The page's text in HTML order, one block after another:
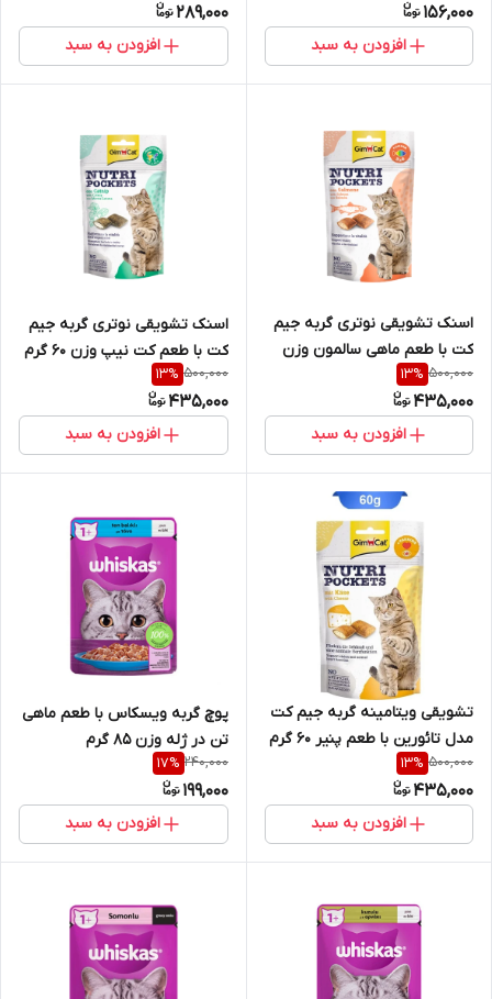
156,000
افزودن به سبد
289,000
افزودن به سبد
اسنک تشویقی نوتری گربه جیم
کت با طعم ماهی سالمون وزن
60 گرم
500,000
13%
435,000
افزودن به سبد
اسنک تشویقی نوتری گربه جیم
کت با طعم کت نیپ وزن 60 گرم
500,000
13%
435,000
افزودن به سبد
تشویقی ویتامینه گربه جیم کت
مدل تائورین با طعم پنیر 60 گرم
(سلامت قلب و چشم)
500,000
13%
435,000
افزودن به سبد
پوچ گربه ویسکاس با طعم ماهی
تن در ژله وزن 85 گرم
240,000
17%
199,000
افزودن به سبد